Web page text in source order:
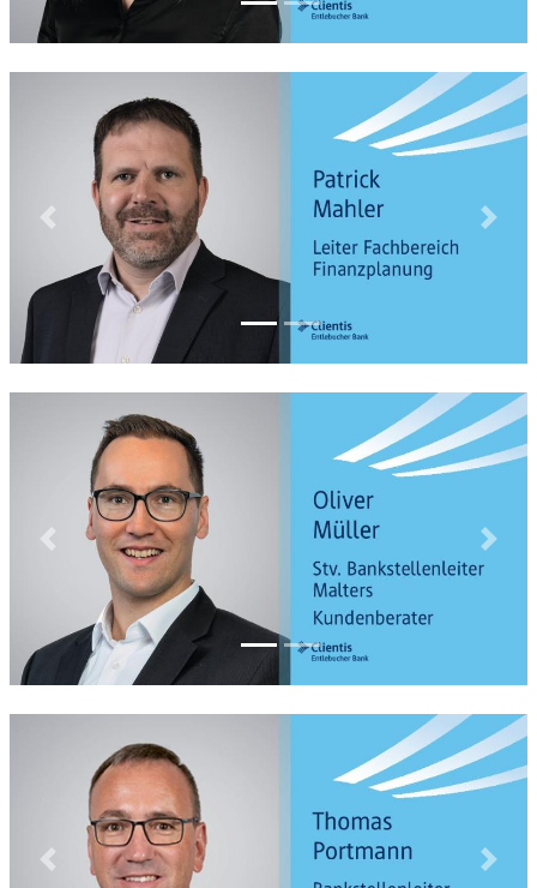
Previous Next
Previous Next
Previous Next